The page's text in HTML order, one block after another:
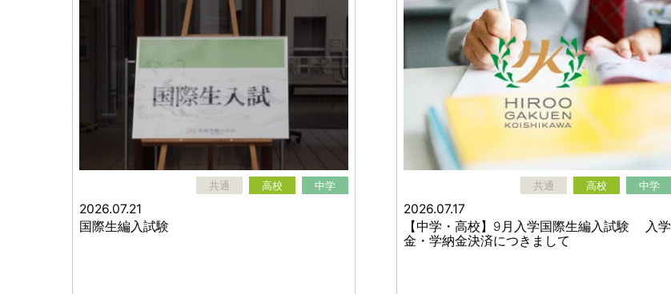
共通 高校 中学
2026.07.21
国際生編入試験
共通 高校 中学
2026.07.17
【中学・高校】9月入学国際生編入試験 入学
金・学納金決済につきまして